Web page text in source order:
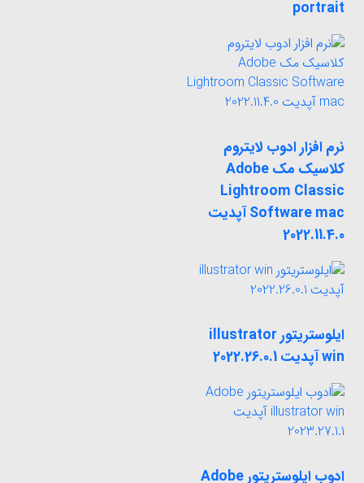
portrait
نرم افزار ادوب لایتروم
کلاسیک مک Adobe
Lightroom Classic
Software mac آپدیت
2022.11.4.0
ایلوستریتور illustrator
win آپدیت 2022.26.0.1
ادوب ایلوستریتور Adobe